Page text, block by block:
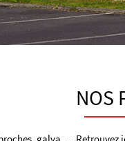
NOS